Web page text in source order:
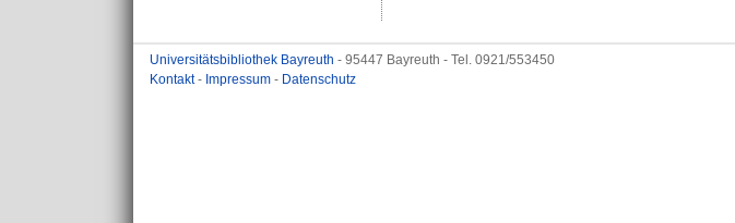
Universitätsbibliothek Bayreuth - 95447 Bayreuth - Tel. 0921/553450
Kontakt- Impressum - Datenschutz